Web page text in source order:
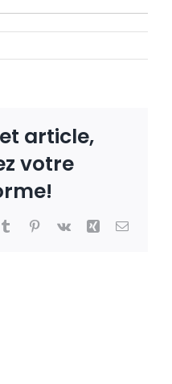
article,
votre
TumblrPinterest
Vk Xing Email